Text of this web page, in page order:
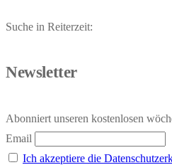
Suche in Reiterzeit:
Newsletter
Abonniert unseren kostenlosen
Email
Ich akzeptiere die